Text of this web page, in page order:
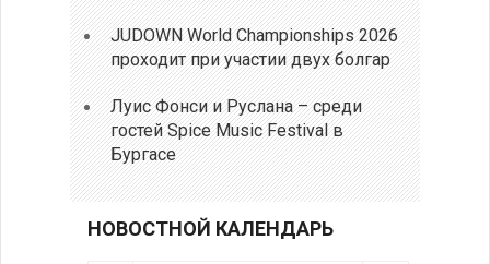
JUDOWN World Championships 2026
проходит при участии двух болгар
Луис Фонси и Руслана – среди
гостей Spice Music Festival в
Бургасе
НОВОСТНОЙ КАЛЕНДАРЬ